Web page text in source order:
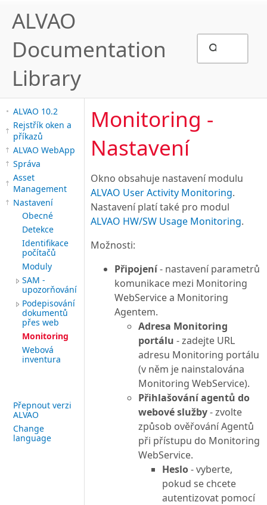
ALVAO
Documentation
Library
ALVAO 10.2
Rejstřík oken a
příkazů
ALVAO WebApp
Správa
Asset
Management
Nastavení
Obecné
Detekce
Identifikace
počítačů
Moduly
SAM -
upozorňování
Podepisování
dokumentů
přes web
Monitoring
Webová
inventura
Přepnout verzi
ALVAO
Change
language
Monitoring -
Nastavení
Okno obsahuje nastavení modulu
ALVAO User Activity Monitoring.
Nastavení platí také pro modul
ALVAO HW/SW Usage Monitoring.
Možnosti:
Připojení- nastavení parametrů
komunikace mezi Monitoring
WebService a Monitoring
Agentem.
Adresa Monitoring
portálu - zadejte URL
adresu Monitoring portálu
(v něm je nainstalována
Monitoring WebService).
Přihlašování agentů do
webové služby- zvolte
způsob ověřování Agentů
při přístupu do Monitoring
WebService.
Heslo- vyberte,
pokud se chcete
autentizovat pomocí